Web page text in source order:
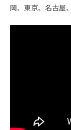
岡、東京、名古屋